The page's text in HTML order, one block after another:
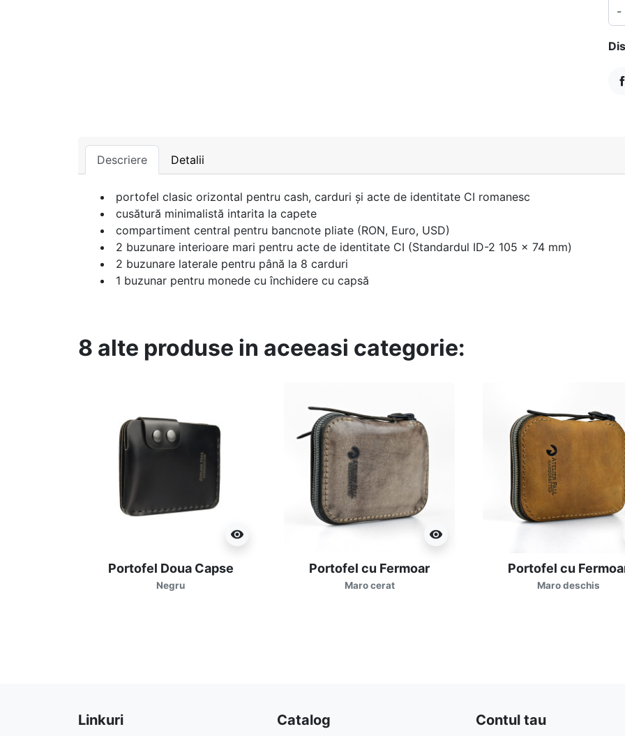
-
Descriere Detalii
portofel clasic orizontal pentru cash, carduri și acte de identitate CI romanesc
cusătură minimalistă intarita la capete
compartiment central pentru bancnote pliate (RON, Euro, USD)
2 buzunare interioare mari pentru acte de identitate CI (Standardul ID-2 105 × 74 mm)
2 buzunare laterale pentru până la 8 carduri
1 buzunar pentru monede cu închidere cu capsă
8 alte produse in aceeasi categorie:
visibility
Portofel Doua Capse
Negru
visibility
Portofel cu Fermoar
Maro cerat
Portofel cu
Maro deschis
Linkuri Catalog Contul tau